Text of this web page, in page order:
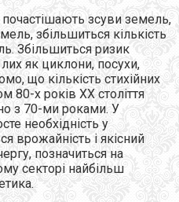
почастішають зсуви земель,
збільшиться кількість
Збільшиться ризик
як циклони, посухи,
що кількість стихійних
80-х років ХХ століття
з 70-ми роками. У
необхідність у
врожайність і якісний
позначиться на
секторі найбільш